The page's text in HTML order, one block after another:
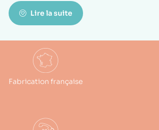
Lire la suite
Fabrication française